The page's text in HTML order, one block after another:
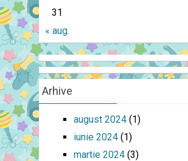
31
« aug.
Arhive
august 2024(1)
iunie 2024(1)
martie 2024(3)